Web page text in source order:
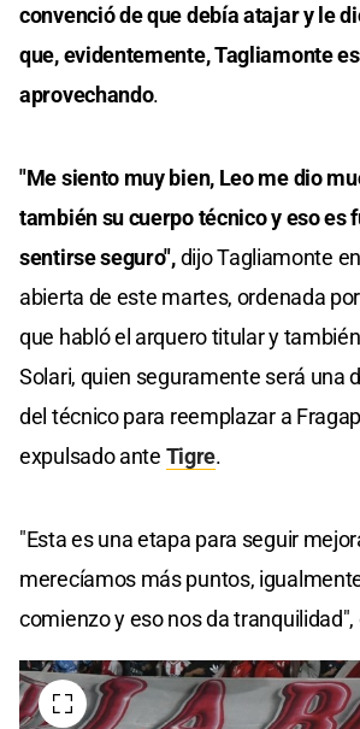
convenció de que debía atajar y le
que, evidentemente, Tagliamonte
aprovechando.
"Me siento muy bien, Leo me dio
también su cuerpo técnico y eso es
sentirse seguro",dijo Tagliamonte
abierta de este martes, ordenada
que habló el arquero titular y
Solari, quien seguramente será una
del técnico para reemplazar a
expulsado ante Tigre.
"Esta es una etapa para seguir
merecíamos más puntos,
comienzo y eso nos da